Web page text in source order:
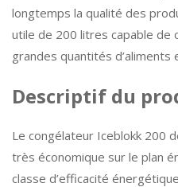
longtemps la qualité des
utile de 200 litres capable de
grandes quantités d’aliments
Descriptif du
Le congélateur Iceblokk 200
très économique sur le plan
classe d’efficacité